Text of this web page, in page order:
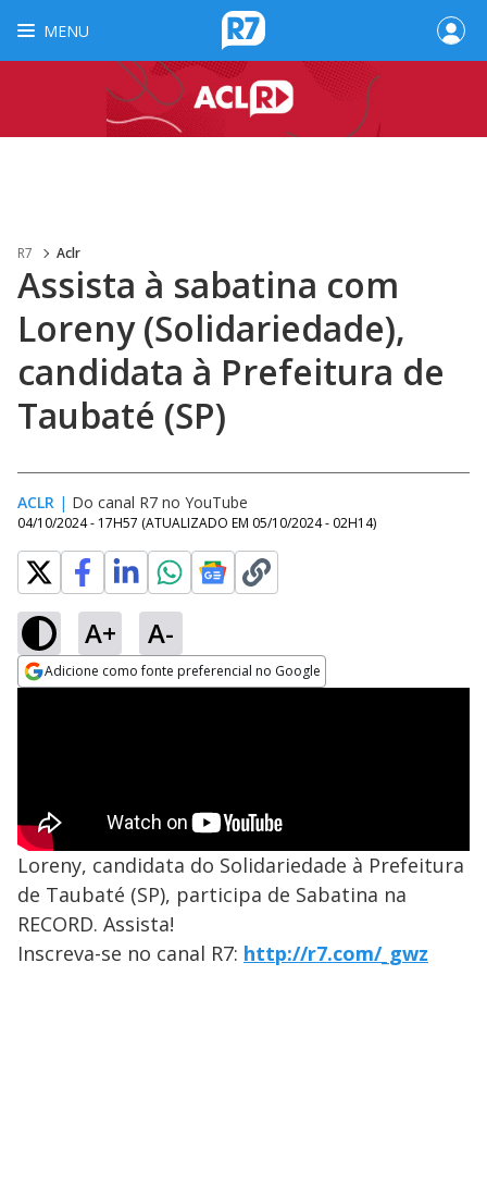
MENU
R7 Aclr
Assista à sabatina com
Loreny (Solidariedade),
candidata à Prefeitura de
Taubaté (SP)
ACLR | Do canal R7 no YouTube
04/10/2024 - 17H57 (ATUALIZADO EM 05/10/2024 - 02H14)
A+ A-
Adicione como fonte preferencial no Google
Loreny, candidata do Solidariedade à Prefeitura
de Taubaté (SP), participa de Sabatina na
RECORD. Assista!
Inscreva-se no canal R7: http://r7.com/_gwz